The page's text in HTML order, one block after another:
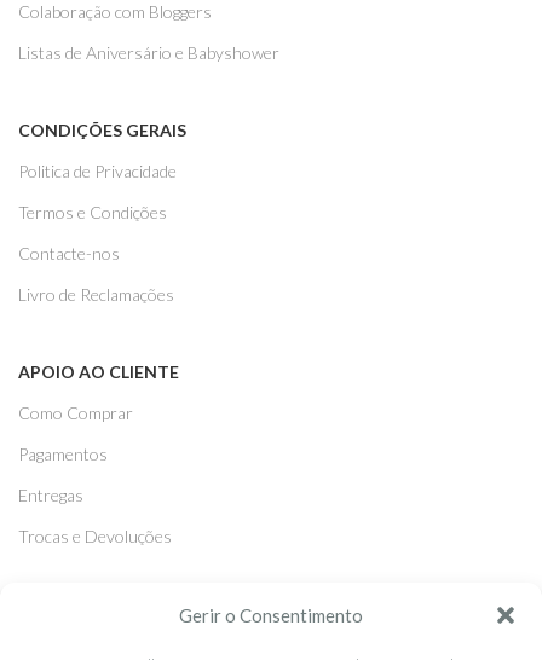
Gerir o Consentimento
Colaboração com Bloggers
Listas de Aniversário e Babyshower
CONDIÇÕES GERAIS
Politica de Privacidade
Termos e Condições
Contacte-nos
Livro de Reclamações
APOIO AO CLIENTE
Como Comprar
Pagamentos
Entregas
Trocas e Devoluções